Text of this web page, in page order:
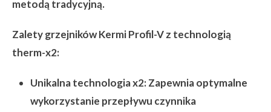
metodą tradycyjną.
Zalety grzejników Kermi Profil-V z technologią
therm-x2:
Unikalna technologia x2:Zapewnia optymalne
wykorzystanie przepływu czynnika